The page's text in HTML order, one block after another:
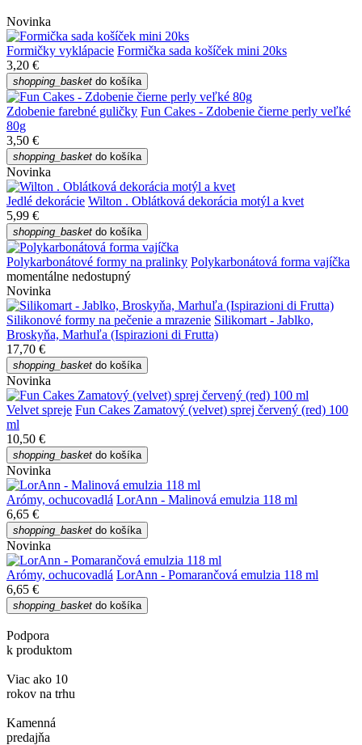
Novinka
Formičky vyklápacie Formička sada košíček mini 20ks
3,20 €
shopping_basket do košíka
Zdobenie farebné guličky Fun Cakes - Zdobenie čierne perly veľké
80g
3,50 €
shopping_basket do košíka
Novinka
Jedlé dekorácie Wilton . Oblátková dekorácia motýl a kvet
5,99 €
shopping_basket do košíka
Polykarbonátové formy na pralinky Polykarbonátová forma vajíčka
momentálne nedostupný
Novinka
Silikonové formy na pečenie a mrazenie Silikomart - Jablko,
Broskyňa, Marhuľa (Ispirazioni di Frutta)
17,70 €
shopping_basket do košíka
Novinka
Velvet spreje Fun Cakes Zamatový (velvet) sprej červený (red) 100
ml
10,50 €
shopping_basket do košíka
Novinka
Arómy, ochucovadlá LorAnn - Malinová emulzia 118 ml
6,65 €
shopping_basket do košíka
Novinka
Arómy, ochucovadlá LorAnn - Pomarančová emulzia 118 ml
6,65 €
shopping_basket do košíka
Podpora
k produktom
Viac ako 10
rokov na trhu
Kamenná
predajňa